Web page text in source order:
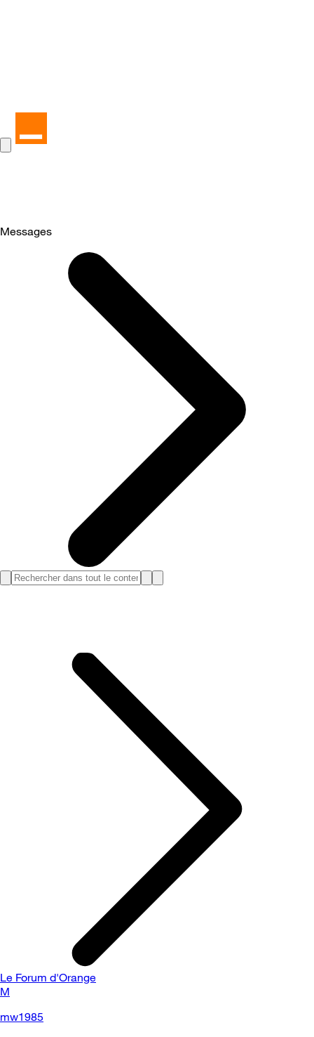
Messages
Le Forum d'Orange
M
mw1985